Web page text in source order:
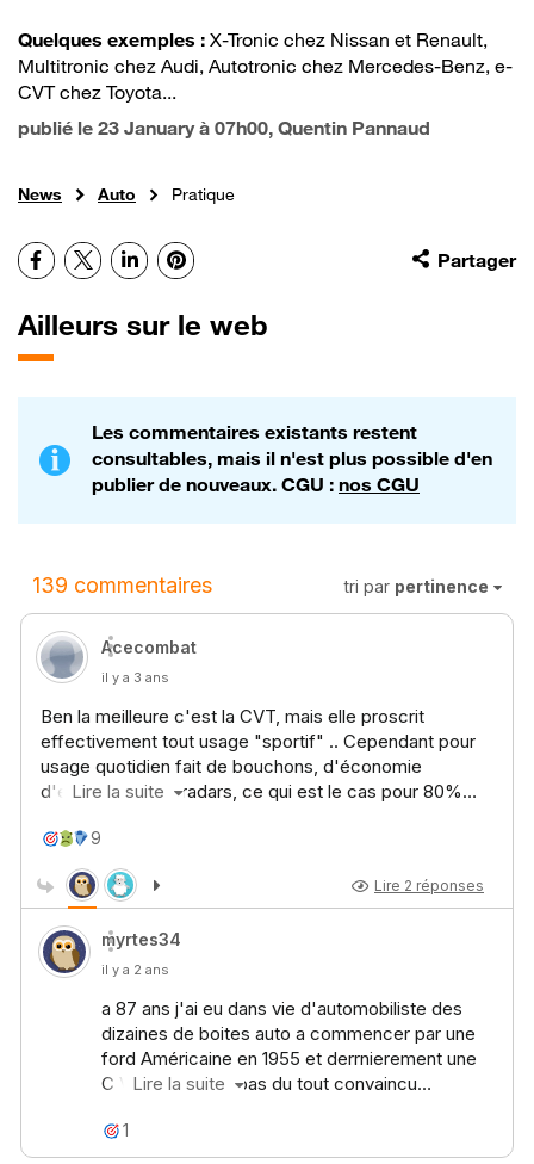
Quelques exemples : X-Tronic chez Nissan et Renault,
Multitronic chez Audi, Autotronic chez Mercedes-Benz, e-
CVT chez Toyota...
publié le 23 January à 07h00, Quentin Pannaud
News Auto Pratique
Partager
Facebook
X LinkedInPinterest
Ailleurs sur le web
Les commentaires existants restent
consultables, mais il n'est plus possible d'en
publier de nouveaux. CGU : nos CGU